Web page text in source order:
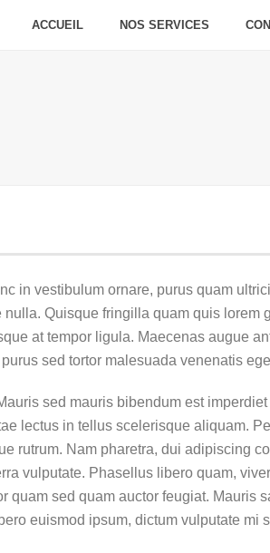
ACCUEIL NOS SERVICES
in vestibulum ornare, purus quam
Quisque fringilla quam quis lorem
at tempor ligula. Maecenas augue
sed tortor malesuada venenatis
sed mauris bibendum est
lectus in tellus scelerisque aliquam.
rutrum. Nam pharetra, dui adipiscing
vulputate. Phasellus libero quam,
quam sed quam auctor feugiat. Mauris
euismod ipsum, dictum vulputate mi